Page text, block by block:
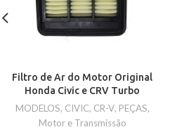
Filtro de Ar do Motor Original
Honda Civic e CRV Turbo
MODELOS, CIVIC, CR-V, PEÇAS,
Motor e Transmissão